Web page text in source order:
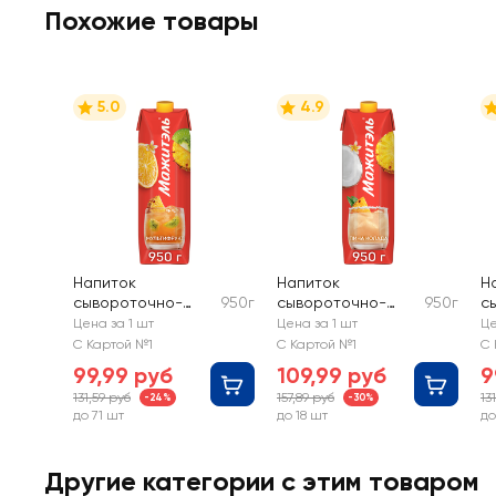
Похожие товары
5.0
Напиток
сывороточно-
молочный
МАЖИТЭЛЬ
0,05%, без змж
950г
Цена за 1 шт
С Картой №1
99,99 руб
131,59 руб -24%
до 71 шт
4.9
Напиток
сывороточно-
молочный
МАЖИТЭЛЬ Пина
950г
Цена за 1 шт
С Картой №1
109,99 руб
157,89 руб -30%
до 18 шт
С
Другие категории с этим товаром